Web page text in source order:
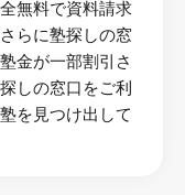
無料で資料請求
らに塾探しの窓
金が一部割引さ
しの窓口をご利
を見つけ出して